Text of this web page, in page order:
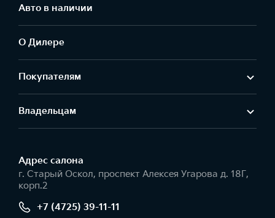
Авто в наличии
О Дилере
Покупателям
Владельцам
Адрес салонa
г. Старый Оскол, проспект Алексея Угарова д. 18Г,
корп.2
+7 (4725) 39-11-11